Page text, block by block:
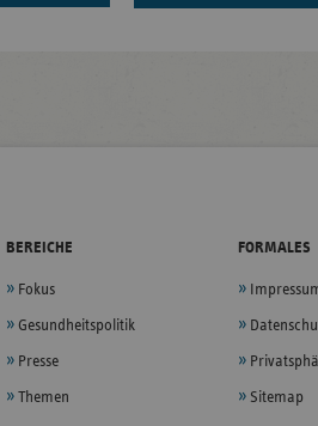
BEREICHE
Fokus
Gesundheitspolitik
Presse
Themen
FORMALES
Sitemap